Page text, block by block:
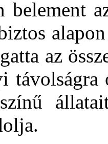
belement
az
távolságra